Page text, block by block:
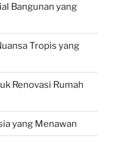
Bangunan yang
Tropis yang
Renovasi Rumah
yang Menawan